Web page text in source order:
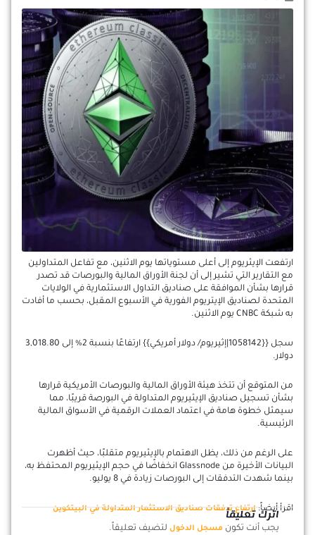
ارتفعت الإيثريوم إلى أعلى مستوياتها يوم الاثنين، مع تفاعل المتداولين
مع التقارير التي تشير إلى أن لجنة الأوراق المالية والبورصات قد تصدر
قرارها بشأن الموافقة على صناديق التداول الاستثمارية في الولايات
المتحدة لصناديق الإيتريوم الفورية في الأسبوع المقبل، بحسب ما أفادت
به شبكة CNBC يوم الاثنين.
سجل {{1058142|إثيريوم/ دولار أمريكي}} ارتفاعًا بنسبة 2% إلى 3,018.80
دولار.
من المتوقع أن تتخذ هيئة الأوراق المالية والبورصات الأمريكية قرارها
بشأن تسجيل صناديق الإيثيريوم المتداولة في البورصة قريبًا، مما
سيمثل خطوة هامة في اعتماد العملات الرقمية في الأسواق المالية
الرئيسية.
على الرغم من ذلك، يظل الاهتمام بالإيثيريوم متقلبًا، حيث أظهرت
البيانات الأخيرة من Glassnode انخفاضًا في حجم الإيثيريوم المحتفظ به،
بينما شهدت التدفقات إلى البورصات زيادة في 8 يوليو.
اقرأ أيضاً:ارتفاع تدفقات صناديق الاستثمار المتداولة في البيتكوين
اترك تعليقاً
يجب أنت تكون مسجل الدخول لتضيف تعليقاً.